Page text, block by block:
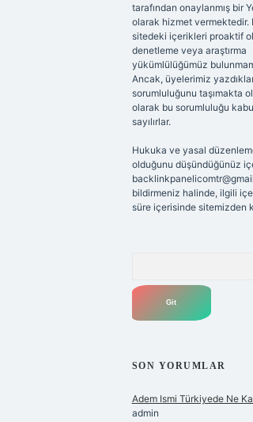
tarafından onaylanmış bir
olarak hizmet vermektedir.
sitedeki içerikleri proaktif
denetleme veya araştırma
yükümlülüğümüz
Ancak, üyelerimiz
sorumluluğunu taşımakta
olarak bu sorumluluğu
sayılırlar.
Hukuka ve yasal
olduğunu düşündüğünüz
bildirmeniz halinde, ilgili
süre içerisinde sitemizden
SON YORUMLAR
Adem Ismi Türkiyede Ne
admin